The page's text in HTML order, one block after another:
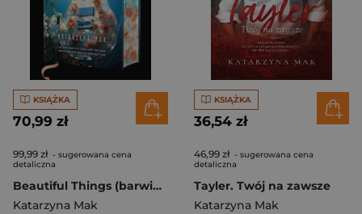
KSIĄŻKA
70,99 zł
99,99 zł - sugerowana cena
detaliczna
Beautiful Things (barwione brzegi)
Katarzyna Mak
KSIĄŻKA
36,54 zł
46,99 zł - sugerowana cena
detaliczna
Tayler. Twój na zawsze
Katarzyna Mak